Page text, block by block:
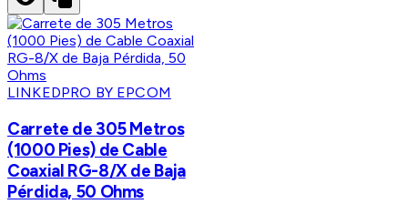
LINKEDPRO BY EPCOM
Carrete de 305 Metros
(1000 Pies) de Cable
Coaxial RG-8/X de Baja
Pérdida, 50 Ohms